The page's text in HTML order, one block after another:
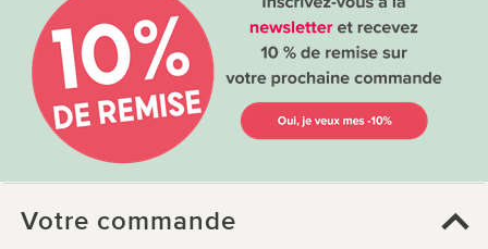
Votre commande